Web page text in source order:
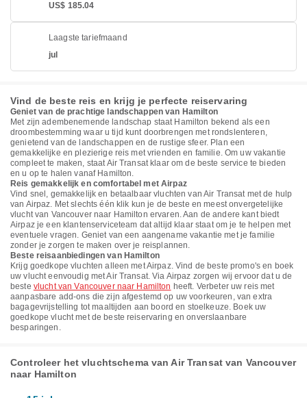
US$ 185.04
Laagste tariefmaand
jul
Vind de beste reis en krijg je perfecte reiservaring
Geniet van de prachtige landschappen van Hamilton
Met zijn adembenemende landschap staat Hamilton bekend als een
droombestemming waar u tijd kunt doorbrengen met rondslenteren,
genietend van de landschappen en de rustige sfeer. Plan een
gemakkelijke en plezierige reis met vrienden en familie. Om uw vakantie
compleet te maken, staat Air Transat klaar om de beste service te bieden
en u op te halen vanaf Hamilton.
Reis gemakkelijk en comfortabel met Airpaz
Vind snel, gemakkelijk en betaalbaar vluchten van Air Transat met de hulp
van Airpaz. Met slechts één klik kun je de beste en meest onvergetelijke
vlucht van Vancouver naar Hamilton ervaren. Aan de andere kant biedt
Airpaz je een klantenserviceteam dat altijd klaar staat om je te helpen met
eventuele vragen. Geniet van een aangename vakantie met je familie
zonder je zorgen te maken over je reisplannen.
Beste reisaanbiedingen van Hamilton
Krijg goedkope vluchten alleen met Airpaz. Vind de beste promo's en boek
uw vlucht eenvoudig met Air Transat. Via Airpaz zorgen wij ervoor dat u de
beste vlucht van Vancouver naar Hamilton heeft. Verbeter uw reis met
aanpasbare add-ons die zijn afgestemd op uw voorkeuren, van extra
bagagevrijstelling tot maaltijden aan boord en stoelkeuze. Boek uw
goedkope vlucht met de beste reiservaring en onverslaanbare
besparingen.
Controleer het vluchtschema van Air Transat van Vancouver
naar Hamilton